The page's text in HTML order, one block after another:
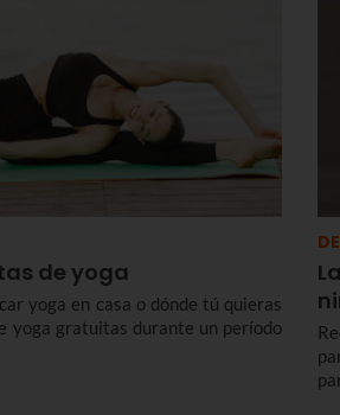
de yoga
yoga en casa o dónde tú quieras
yoga gratuitas durante un período